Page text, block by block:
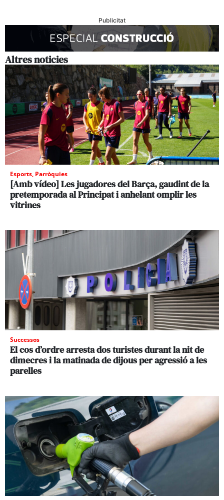
Publicitat
Altres noticies
Esports, Parròquies
[Amb vídeo] Les jugadores del Barça, gaudint de la
pretemporada al Principat i anhelant omplir les
vitrines
Successos
El cos d’ordre arresta dos turistes durant la nit de
dimecres i la matinada de dijous per agressió a les
parelles